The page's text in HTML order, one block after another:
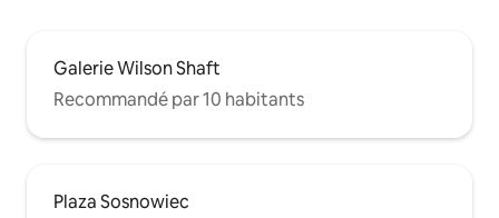
Galerie Wilson Shaft
Recommandé par 10 habitants
Plaza Sosnowiec